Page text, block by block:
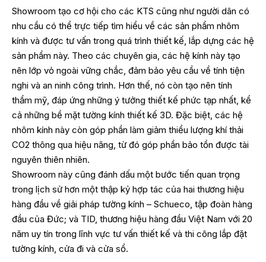
Showroom tạo cơ hội cho các KTS cũng như người dân có
nhu cầu có thể trực tiếp tìm hiểu về các sản phẩm nhôm
kính và được tư vấn trong quá trình thiết kế, lắp dựng các hệ
sản phẩm này. Theo các chuyên gia, các hệ kính này tạo
nên lớp vỏ ngoài vững chắc, đảm bảo yêu cầu về tính tiện
nghi và an ninh công trình. Hơn thế, nó còn tạo nên tính
thẩm mỹ, đáp ứng những ý tưởng thiết kế phức tạp nhất, kể
cả những bề mặt tường kính thiết kế 3D. Đặc biệt, các hệ
nhôm kính này còn góp phần làm giảm thiểu lượng khí thải
CO2 thông qua hiệu năng, từ đó góp phần bảo tồn được tài
nguyên thiên nhiên.
Showroom này cũng đánh dấu một bước tiến quan trọng
trong lịch sử hơn một thập kỷ hợp tác của hai thương hiệu
hàng đầu về giải pháp tường kính – Schueco, tập đoàn hàng
đầu của Đức; và TID, thương hiệu hàng đầu Việt Nam với 20
năm uy tín trong lĩnh vực tư vấn thiết kế và thi công lắp đặt
tường kính, cửa đi và cửa sổ.